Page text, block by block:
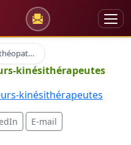
Massage Osthéopathie Kinésiologie
kinésithérapeutes
E-mail